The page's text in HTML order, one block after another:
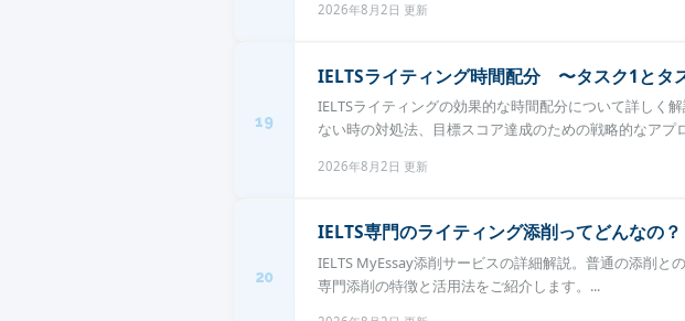
2026年8月2日 更新
19
IELTSライティング時間配分 〜タスク1とタ
IELTSライティングの効果的な時間配分について詳しく
ない時の対処法、目標スコア達成のための戦略的なアプ
2026年8月2日 更新
20
IELTS専門のライティング添削ってどんなの？
IELTS MyEssay添削サービスの詳細解説。普通の添削と
専門添削の特徴と活用法をご紹介します。...